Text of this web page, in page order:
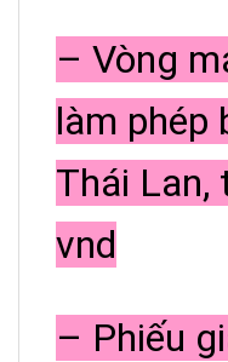
– Vòng
làm phép
Thái Lan,
vnd
– Phiếu